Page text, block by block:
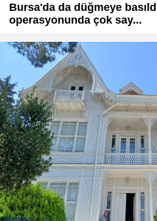
Bursa'da da düğmeye
operasyonunda çok say...